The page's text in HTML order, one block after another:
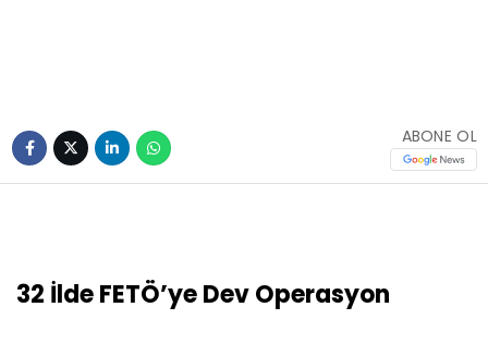
ABONE OL
32 İlde FETÖ’ye Dev Operasyon